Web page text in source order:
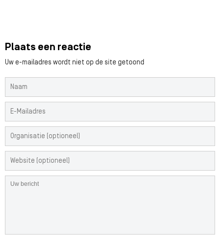
Plaats een reactie
Uw e-mailadres wordt niet op de site getoond